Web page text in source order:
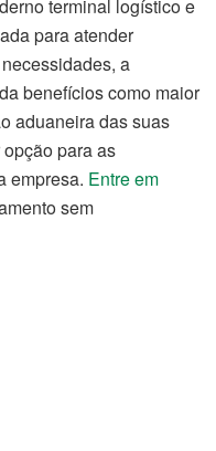
terminal logístico e
para atender
a
benefícios como maior
aduaneira das suas
para as
empresa. Entre em
sem